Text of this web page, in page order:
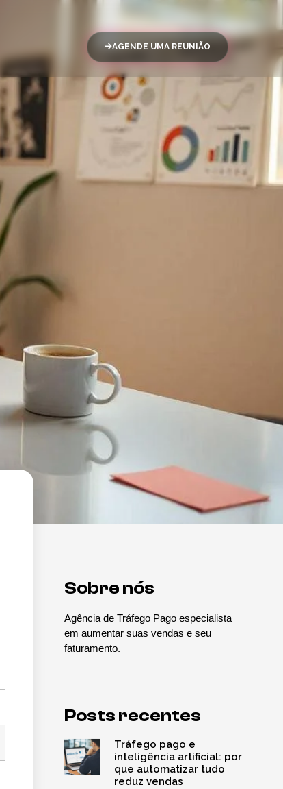
AGENDE UMA REUNIÃO
Sobre nós
Agência de Tráfego Pago especialista
em aumentar suas vendas e seu
faturamento.
Posts recentes
Tráfego pago e
inteligência artificial: por
que automatizar tudo
reduz vendas